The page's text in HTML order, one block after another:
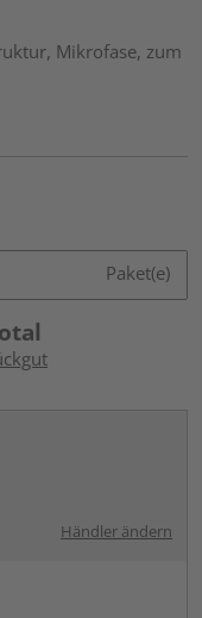
Mikrofase, zum
Paket(e)
Händler ändern